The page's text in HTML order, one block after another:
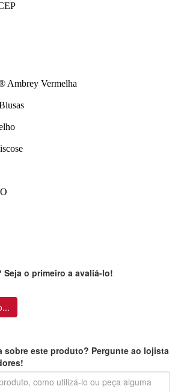
Ambrey Vermelha
Seja o primeiro a avaliá-lo!
sobre este produto? Pergunte ao lojista